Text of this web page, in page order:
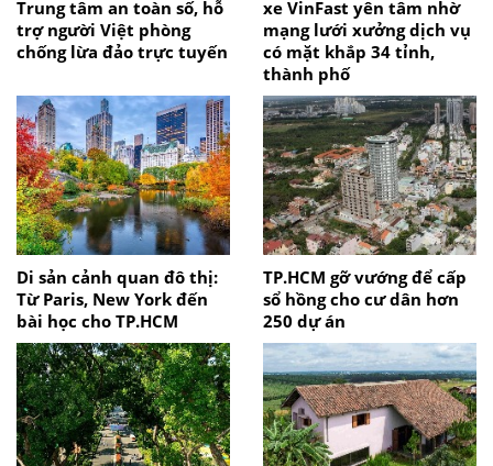
Trung tâm an toàn số, hỗ
trợ người Việt phòng
chống lừa đảo trực tuyến
xe VinFast yên tâm nhờ
mạng lưới xưởng dịch vụ
có mặt khắp 34 tỉnh,
thành phố
Di sản cảnh quan đô thị:
Từ Paris, New York đến
bài học cho TP.HCM
TP.HCM gỡ vướng để cấp
sổ hồng cho cư dân hơn
250 dự án